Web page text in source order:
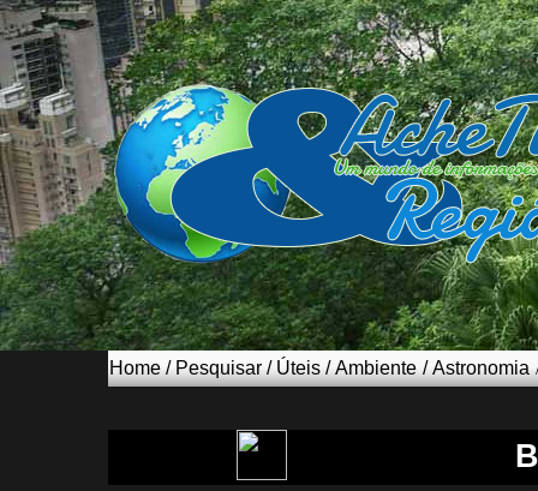
Home / Pesquisar / Úteis /Ambiente /Astronomia